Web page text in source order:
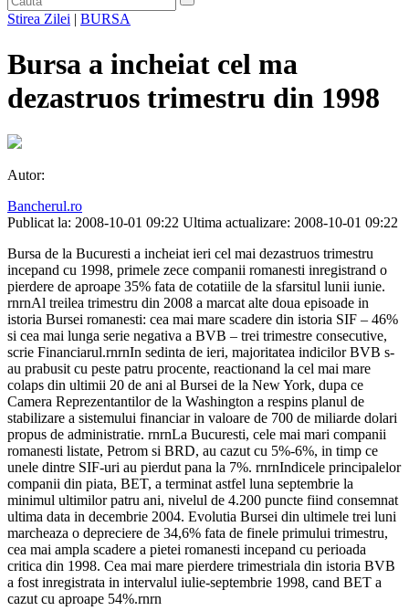
Stirea Zilei | BURSA
Bursa a incheiat cel ma
dezastruos trimestru din 1998
Autor:
Bancherul.ro
Publicat la: 2008-10-01 09:22 Ultima actualizare: 2008-10-01 09:22
Bursa de la Bucuresti a incheiat ieri cel mai dezastruos trimestru
incepand cu 1998, primele zece companii romanesti inregistrand o
pierdere de aproape 35% fata de cotatiile de la sfarsitul lunii iunie.
rnrnAl treilea trimestru din 2008 a marcat alte doua episoade in
istoria Bursei romanesti: cea mai mare scadere din istoria SIF – 46%
si cea mai lunga serie negativa a BVB – trei trimestre consecutive,
scrie Financiarul.rnrnIn sedinta de ieri, majoritatea indicilor BVB s-
au prabusit cu peste patru procente, reactionand la cel mai mare
colaps din ultimii 20 de ani al Bursei de la New York, dupa ce
Camera Reprezentantilor de la Washington a respins planul de
stabilizare a sistemului financiar in valoare de 700 de miliarde dolari
propus de administratie. rnrnLa Bucuresti, cele mai mari companii
romanesti listate, Petrom si BRD, au cazut cu 5%-6%, in timp ce
unele dintre SIF-uri au pierdut pana la 7%. rnrnIndicele principalelor
companii din piata, BET, a terminat astfel luna septembrie la
minimul ultimilor patru ani, nivelul de 4.200 puncte fiind consemnat
ultima data in decembrie 2004. Evolutia Bursei din ultimele trei luni
marcheaza o depreciere de 34,6% fata de finele primului trimestru,
cea mai ampla scadere a pietei romanesti incepand cu perioada
critica din 1998. Cea mai mare pierdere trimestriala din istoria BVB
a fost inregistrata in intervalul iulie-septembrie 1998, cand BET a
cazut cu aproape 54%.rnrn